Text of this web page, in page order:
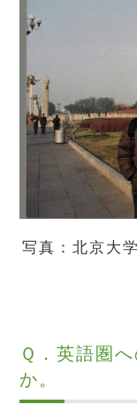
写真：北京大
Ｑ．英語圏
か。